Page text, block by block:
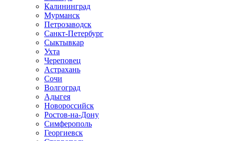
Калининград
Мурманск
Петрозаводск
Санкт-Петербург
Сыктывкар
Ухта
Череповец
Астрахань
Сочи
Волгоград
Адыгея
Новороссийск
Ростов-на-Дону
Симферополь
Георгиевск